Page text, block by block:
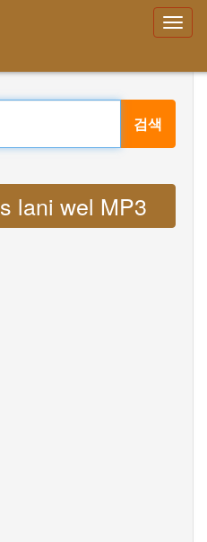
검색
lani wel MP3